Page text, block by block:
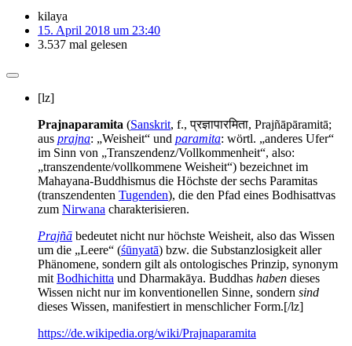
kilaya
15. April 2018 um 23:40
3.537 mal gelesen
[lz]
Prajnaparamita (Sanskrit, f., प्रज्ञापारमिता, Prajñāpāramitā;
aus prajna: „Weisheit“ und paramita: wörtl. „anderes Ufer“
im Sinn von „Transzendenz/Vollkommenheit“, also:
„transzendente/vollkommene Weisheit“) bezeichnet im
Mahayana-Buddhismus die Höchste der sechs Paramitas
(transzendenten Tugenden), die den Pfad eines Bodhisattvas
zum Nirwana charakterisieren.
Prajñā bedeutet nicht nur höchste Weisheit, also das Wissen
um die „Leere“ (śūnyatā) bzw. die Substanzlosigkeit aller
Phänomene, sondern gilt als ontologisches Prinzip, synonym
mit Bodhichitta und Dharmakāya. Buddhas haben dieses
Wissen nicht nur im konventionellen Sinne, sondern sind
dieses Wissen, manifestiert in menschlicher Form.[/lz]
https://de.wikipedia.org/wiki/Prajnaparamita